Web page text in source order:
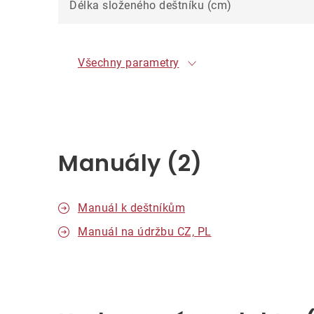
Délka složeného deštníku (cm)
Všechny parametry
Manuály (2)
Manuál k deštníkům
Manuál na údržbu CZ, PL